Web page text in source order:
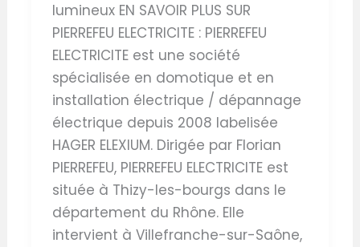
lumineux EN SAVOIR PLUS SUR
PIERREFEU ELECTRICITE : PIERREFEU
ELECTRICITE est une société
spécialisée en domotique et en
installation électrique / dépannage
électrique depuis 2008 labelisée
HAGER ELEXIUM. Dirigée par Florian
PIERREFEU, PIERREFEU ELECTRICITE est
située à Thizy-les-bourgs dans le
département du Rhône. Elle
intervient à Villefranche-sur-Saône,